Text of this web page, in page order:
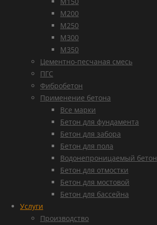
М200
М250
М300
М350
Цементно-песчаная смесь
ПГС
Фибробетон
Применение бетона
Все марки
Бетон для фундамента
Бетон для забора
Бетон для пола
Водонепроницаемый бетон
Бетон для отмостки
Бетон для мостовой
Бетон для бассейна
Услуги
Производство